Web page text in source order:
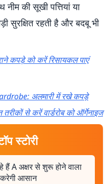
की सूखी पत्तियां या
सुरक्षित रहती है और बदबू भी
कपड़े को करें रिसायकल पाएं
अलमारी में रखे कपड़े
से करें वार्डरोब को ऑर्गेनाइज
स्टोरी
हैं A अक्षर से शुरू होने वाला
आसान